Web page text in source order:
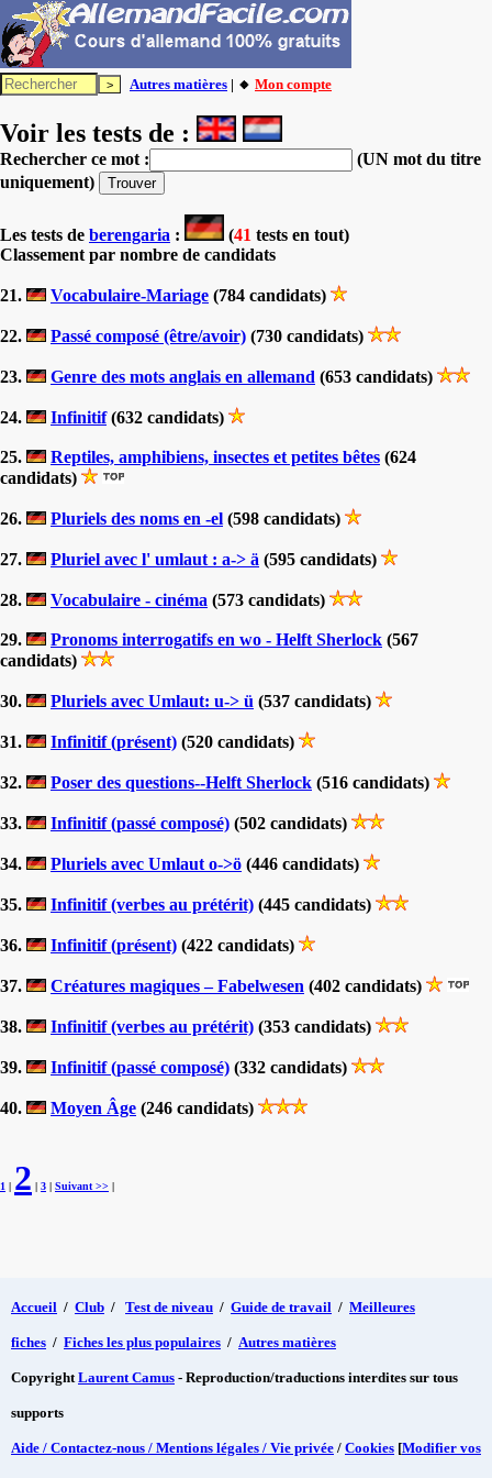
Autres matières | 🔸 Mon compte
Voir les tests de :
Rechercher ce mot :
(UN mot du titre
uniquement)
Les tests de berengaria : (41 tests en tout)
Classement par nombre de candidats
21. Vocabulaire-Mariage (784 candidats)
22. Passé composé (être/avoir) (730 candidats)
23. Genre des mots anglais en allemand (653 candidats)
24. Infinitif(632 candidats)
25. Reptiles, amphibiens, insectes et petites bêtes (624
candidats)
26. Pluriels des noms en -el (598 candidats)
27. Pluriel avec l' umlaut : a-> ä (595 candidats)
28. Vocabulaire - cinéma (573 candidats)
29. Pronoms interrogatifs en wo - Helft Sherlock (567
candidats)
30. Pluriels avec Umlaut: u-> ü (537 candidats)
31. Infinitif (présent) (520 candidats)
32. Poser des questions--Helft Sherlock (516 candidats)
33. Infinitif (passé composé) (502 candidats)
34. Pluriels avec Umlaut o->ö (446 candidats)
35. Infinitif (verbes au prétérit) (445 candidats)
36. Infinitif (présent) (422 candidats)
37. Créatures magiques – Fabelwesen (402 candidats)
38. Infinitif (verbes au prétérit) (353 candidats)
39. Infinitif (passé composé) (332 candidats)
40. Moyen Âge (246 candidats)
1 | 2 | 3 | Suivant >> |
Accueil / Club / Test de niveau / Guide de travail / Meilleures
fiches / Fiches les plus populaires / Autres matières
CopyrightLaurent Camus - Reproduction/traductions interdites sur tous
supports
Aide / Contactez-nous / Mentions légales / Vie privée / Cookies [Modifier vos